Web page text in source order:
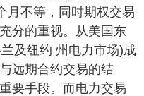
月不等，同时期权交易
分的重视。从美国东
及纽约 州电力市场)成
远期合约交易的结
要手段。而电力交易